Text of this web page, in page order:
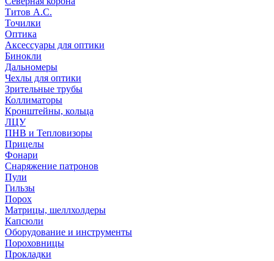
Титов А.С.
Точилки
Оптика
Аксессуары для оптики
Бинокли
Дальномеры
Чехлы для оптики
Зрительные трубы
Коллиматоры
Кронштейны, кольца
ЛЦУ
ПНВ и Тепловизоры
Прицелы
Фонари
Снаряжение патронов
Пули
Гильзы
Порох
Матрицы, шеллхолдеры
Капсюли
Оборудование и инструменты
Пороховницы
Прокладки